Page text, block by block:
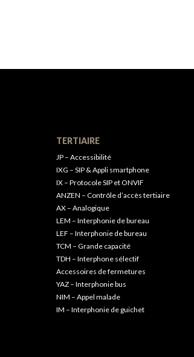
TERTIAIRE
JP – Accessibilité
IXG – SIP & Appli smartphone
IX – Protocole SIP et ONVIF
ANZEN – Contrôle d’accès tertiaire
AX – Analogique
LEM – Interphonie de bureau
LEF – Interphonie de bureau
TCM – Grande capacité
TDH – Interphone sélectif
Accessoires de fermetures
YAZ – Interphonie bus
NIM – Appel malade
IM – Interphonie de guichet